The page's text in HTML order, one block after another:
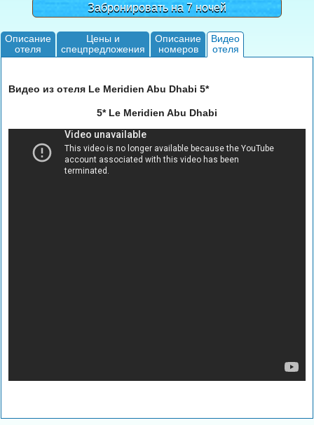
Забронировать на 7 ночей
Описание
отеля
Цены и
спецпредложения
Описание
номеров
Видео
отеля
Видео из отеля Le Meridien Abu Dhabi 5*
5* Le Meridien Abu Dhabi